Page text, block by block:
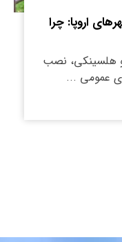
اروپا: چرا
هلسینکی، نصب
عمومی ...